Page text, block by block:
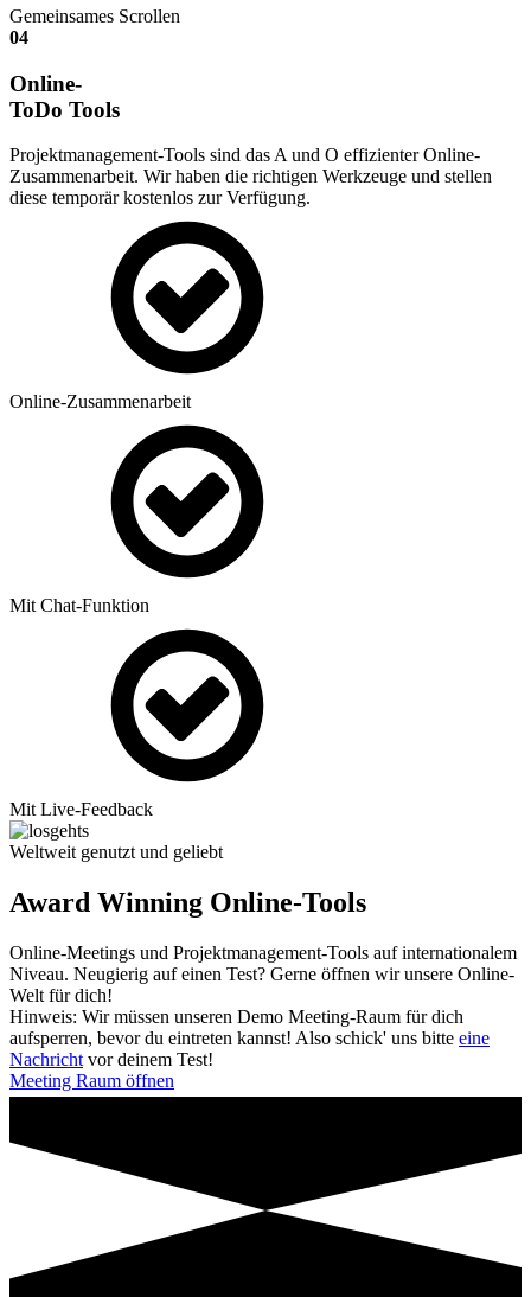
Gemeinsames Scrollen
04
Online-
ToDo Tools
Projektmanagement-Tools sind das A und O effizienter Online-
Zusammenarbeit. Wir haben die richtigen Werkzeuge und stellen
diese temporär kostenlos zur Verfügung.
Online-Zusammenarbeit
Mit Chat-Funktion
Mit Live-Feedback
Weltweit genutzt und geliebt
Award Winning Online-Tools
Online-Meetings und Projektmanagement-Tools auf internationalem
Niveau. Neugierig auf einen Test? Gerne öffnen wir unsere Online-
Welt für dich!
Hinweis: Wir müssen unseren Demo Meeting-Raum für dich
aufsperren, bevor du eintreten kannst! Also schick' uns bitte eine
Nachricht vor deinem Test!
Meeting Raum öffnen